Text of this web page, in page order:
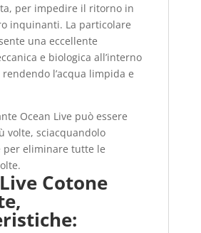
per impedire il ritorno in
inquinanti. La particolare
una eccellente
e biologica all’interno
rendendo l’acqua limpida e
Ocean Live può essere
volte, sciacquandolo
per eliminare tutte le
Cotone